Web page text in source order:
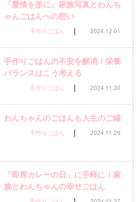
「愛情を形に」家族写真とわんち
ゃんごはんへの想い
手作りごはん | 2024.12.01
手作りごはんの不安を解消！栄養
バランスはこう考える
手作りごはん | 2024.11.30
わんちゃんのごはんも人生のご縁
手作りごはん | 2024.11.29
「即席カレーの日」に手軽に！家
族とわんちゃんの幸せごはん